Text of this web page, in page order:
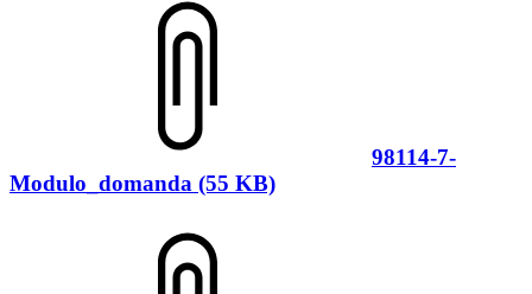
98114-7-
Modulo_domanda (55 KB)